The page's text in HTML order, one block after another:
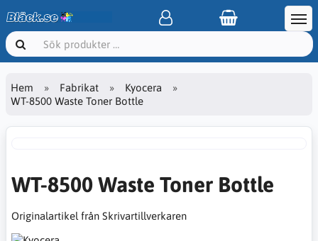
Hem Fabrikat
Kyocera
WT-8500 Waste Toner Bottle
WT-8500 Waste Toner Bottle
Originalartikel från Skrivartillverkaren